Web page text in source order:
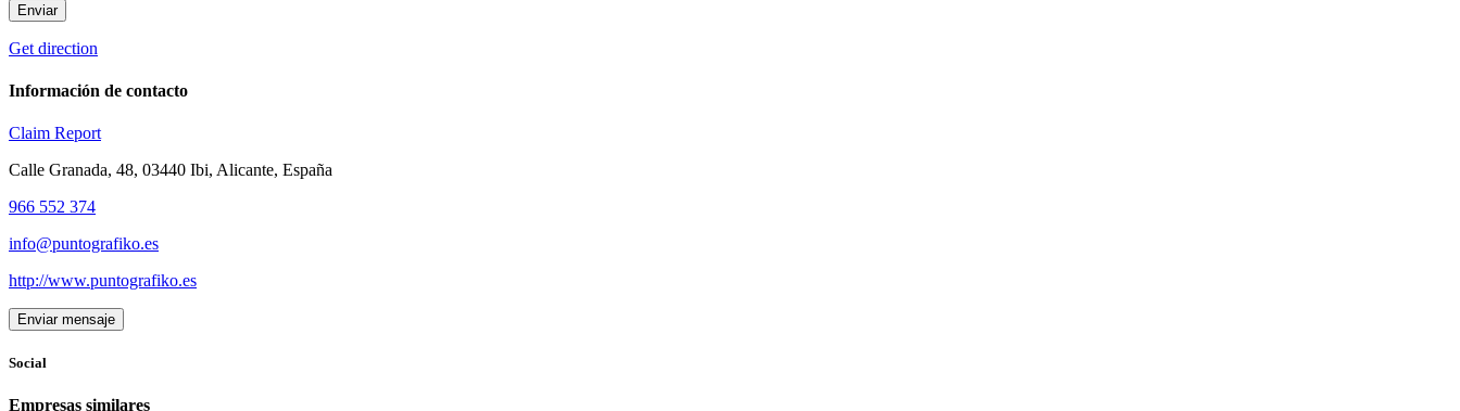
Enviar
Get direction
Información de contacto
Claim Report
Calle Granada, 48, 03440 Ibi, Alicante, España
966 552 374
info@puntografiko.es
http://www.puntografiko.es
Enviar mensaje
Social
Empresas similares